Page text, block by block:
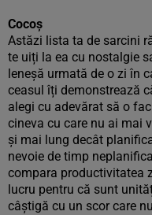
Cocoș
Astăzi lista ta de sarcini
te uiți la ea cu nostalgie
leneșă urmată de o zi în
ceasul îți demonstrează
alegi cu adevărat să o
cineva cu care nu ai mai
și mai lung decât
nevoie de timp
compara productivitatea
lucru pentru că sunt
câștigă cu un scor care